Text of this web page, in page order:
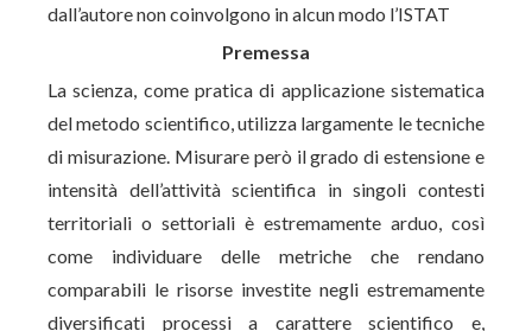
dall’autore non coinvolgono in alcun modo l’ISTAT
Premessa
La scienza, come pratica di applicazione sistematica
del metodo scientifico, utilizza largamente le tecniche
di misurazione. Misurare però il grado di estensione e
intensità dell’attività scientifica in singoli contesti
territoriali o settoriali è estremamente arduo, così
come individuare delle metriche che rendano
comparabili le risorse investite negli estremamente
diversificati processi a carattere scientifico e,